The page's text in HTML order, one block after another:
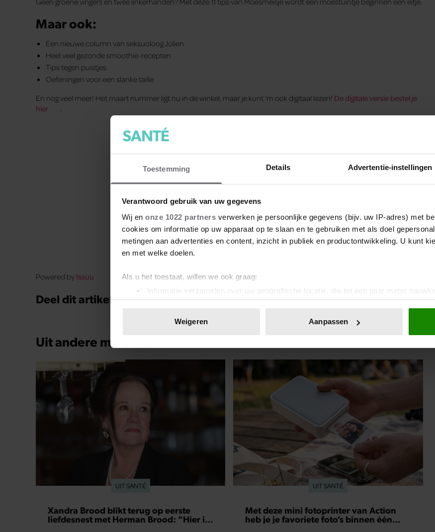
Toestemming Details Advertentie-instellingen
Verantwoord gebruik van uw gegevens
Wij en onze 1022 partners verwerken je persoonlijke gegevens (bijv. uw IP-adres) met
cookies om informatie op uw apparaat op te slaan en te gebruiken met als doel
metingen aan advertenties en content, inzicht in publiek en productontwikkeling. U kunt
en met welke doelen.
Als u het toestaat, willen we ook graag:
Informatie verzamelen over uw geografische locatie, die tot een paar meter
Uw apparaat identificeren door het actief te scannen op specifieke eigenschappen
toestemming op elk moment wijzigen of intrekken in de Cookieverklaring.
We gebruiken cookies om content en advertenties te personaliseren, om functies voor
websiteverkeer te analyseren. Ook delen we informatie over uw gebruik van onze site met
media, adverteren en analyse. Deze partners kunnen deze gegevens combineren met
verstrekt of die ze hebben verzameld op basis van uw gebruik van hun services. U gaat
Weigeren Aanpassen
Maar ook:
Een nieuwe column van seksuoloog Jolien
Heel veel gezonde smoothie-recepten
Tips tegen puistjes
Oefeningen voor een slanke taille
En nog veel meer! Het maart nummer ligt nu in de winkel, maar je kunt ‘m ook digitaal lezen! De digitale versie bestel je
hier
.
Powered by Issuu Publish for Free
Deel dit artikel op social media!
Uit andere media
UIT SANTÉ
Xandra Brood blikt terug op eerste
liefdesnest met Herman Brood: “Hier is
UIT SANTÉ
Met deze mini fotoprinter van Action
heb je je favoriete foto’s binnen één